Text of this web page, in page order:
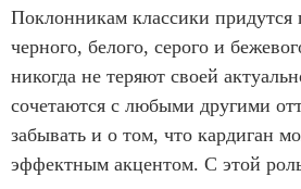
Поклонникам классики придутся
черного, белого, серого и
никогда не теряют своей
сочетаются с любыми другими
забывать и о том, что кардиган
эффектным акцентом. С этой